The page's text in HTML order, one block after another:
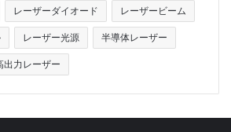
ファイバー 光ファイバー増幅器
レーザーダイオード レーザービーム
レーザー光源 半導体レーザー
出力レーザー